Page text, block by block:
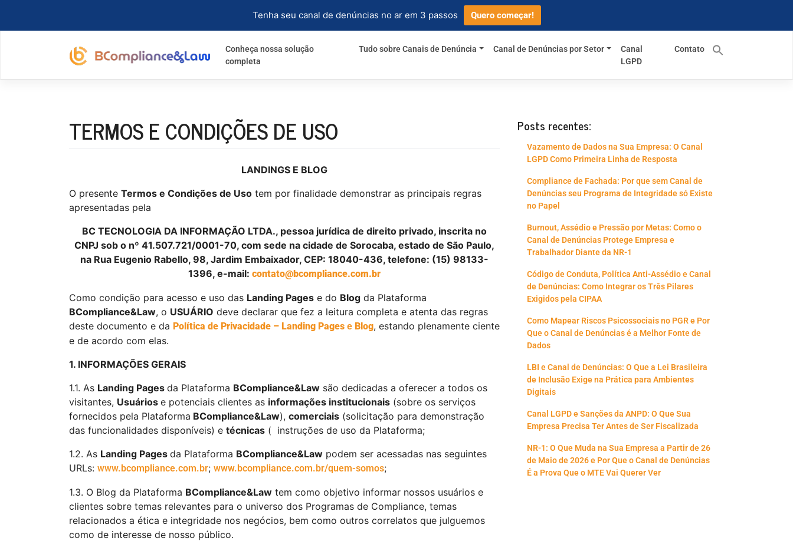
Conheça nossa solução
completa
Tudo sobre Canais de Denúncia Canal de Denúncias por Setor
Canal
LGPD
Contato
TERMOS E CONDIÇÕES DE USO
LANDINGS E BLOG
O presente Termos e Condições de Uso tem por finalidade demonstrar as principais regras
apresentadas pela
BC TECNOLOGIA DA INFORMAÇÃO LTDA., pessoa jurídica de direito privado, inscrita no
CNPJ sob o nº 41.507.721/0001-70, com sede na cidade de Sorocaba, estado de São Paulo,
na Rua Eugenio Rabello, 98, Jardim Embaixador, CEP: 18040-436, telefone: (15) 98133-
1396, e-mail: contato@bcompliance.com.br
Como condição para acesso e uso das Landing Pages e do Blog da Plataforma
BCompliance&Law, o USUÁRIO deve declarar que fez a leitura completa e atenta das regras
deste documento e da Política de Privacidade – Landing Pages e Blog, estando plenamente ciente
e de acordo com elas.
1. INFORMAÇÕES GERAIS
1.1. As Landing Pages da Plataforma BCompliance&Law são dedicadas a oferecer a todos os
visitantes, Usuários e potenciais clientes as informações institucionais (sobre os serviços
fornecidos pela Plataforma BCompliance&Law), comerciais (solicitação para demonstração
das funcionalidades disponíveis) e técnicas ( instruções de uso da Plataforma;
1.2. As Landing Pages da Plataforma BCompliance&Law podem ser acessadas nas seguintes
URLs: www.bcompliance.com.br; www.bcompliance.com.br/quem-somos;
1.3. O Blog da Plataforma BCompliance&Law tem como objetivo informar nossos usuários e
clientes sobre temas relevantes para o universo dos Programas de Compliance, temas
relacionados a ética e integridade nos negócios, bem como outros correlatos que julguemos
como de interesse de nosso público.
Posts recentes:
Vazamento de Dados na Sua Empresa: O Canal
LGPD Como Primeira Linha de Resposta
Compliance de Fachada: Por que sem Canal de
Denúncias seu Programa de Integridade só Existe
no Papel
Burnout, Assédio e Pressão por Metas: Como o
Canal de Denúncias Protege Empresa e
Trabalhador Diante da NR-1
Código de Conduta, Política Anti-Assédio e Canal
de Denúncias: Como Integrar os Três Pilares
Exigidos pela CIPAA
Como Mapear Riscos Psicossociais no PGR e Por
Que o Canal de Denúncias é a Melhor Fonte de
Dados
LBI e Canal de Denúncias: O Que a Lei Brasileira
de Inclusão Exige na Prática para Ambientes
Digitais
Canal LGPD e Sanções da ANPD: O Que Sua
Empresa Precisa Ter Antes de Ser Fiscalizada
NR-1: O Que Muda na Sua Empresa a Partir de 26
de Maio de 2026 e Por Que o Canal de Denúncias
É a Prova Que o MTE Vai Querer Ver
Tenha seu canal de denúncias no ar em 3 passos Quero começar!